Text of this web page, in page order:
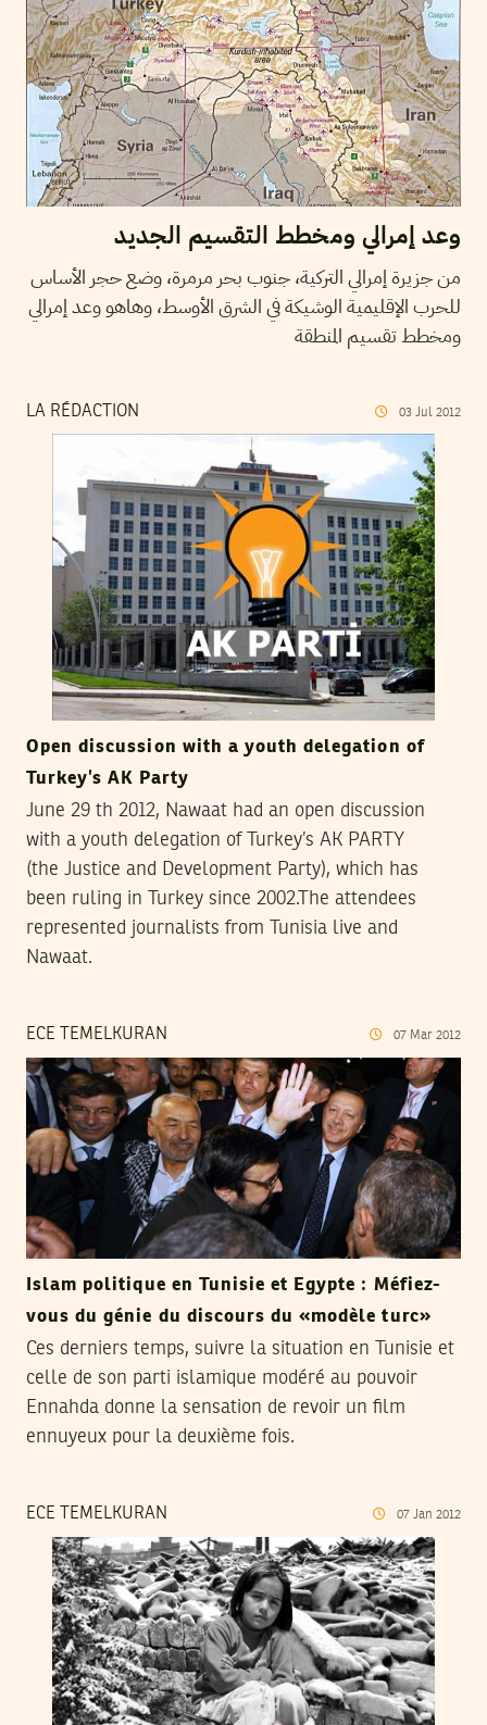
وعد إمرالي ومخطط التقسيم الجديد
من جزيرة إمرالي التركية، جنوب بحر مرمرة، وضع حجر الأساس
للحرب الإقليمية الوشيكة في الشرق الأوسط، وهاهو وعد إمرالي
ومخطط تقسيم المنطقة
LA RÉDACTION 03 Jul 2012
Open discussion with a youth delegation of
Turkey’s AK Party
June 29 th 2012, Nawaat had an open discussion
with a youth delegation of Turkey’s AK PARTY
(the Justice and Development Party), which has
been ruling in Turkey since 2002.The attendees
represented journalists from Tunisia live and
Nawaat.
ECE TEMELKURAN 07 Mar 2012
Islam politique en Tunisie et Egypte : Méfiez-
vous du génie du discours du «modèle turc»
Ces derniers temps, suivre la situation en Tunisie et
celle de son parti islamique modéré au pouvoir
Ennahda donne la sensation de revoir un film
ennuyeux pour la deuxième fois.
ECE TEMELKURAN 07 Jan 2012